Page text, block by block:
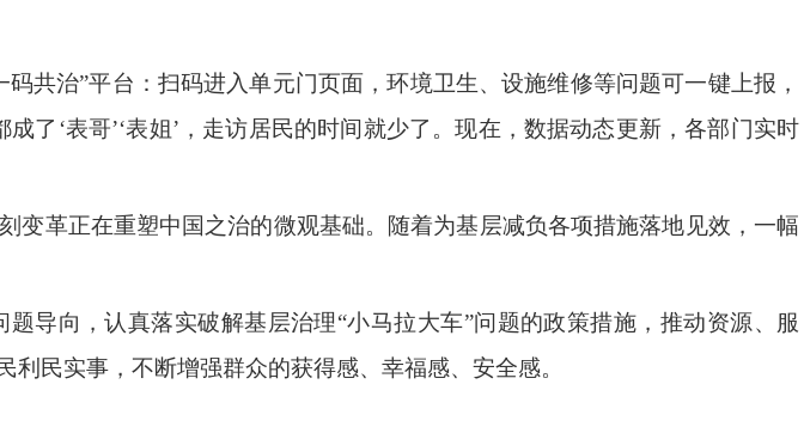
共治”平台：扫码进入单元门页面，环境卫生、设施维修等问题可一键上报，
了‘表哥’‘表姐’，走访居民的时间就少了。现在，数据动态更新，各部门实时
变革正在重塑中国之治的微观基础。随着为基层减负各项措施落地见效，一幅
导向，认真落实破解基层治理“小马拉大车”问题的政策措施，推动资源、服
民实事，不断增强群众的获得感、幸福感、安全感。